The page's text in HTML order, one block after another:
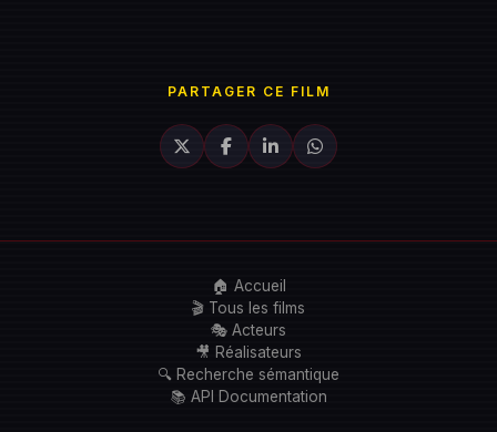
PARTAGER CE FILM
🏠 Accueil
🎬 Tous les films
🎭 Acteurs
🎥 Réalisateurs
🔍 Recherche sémantique
📚 API Documentation